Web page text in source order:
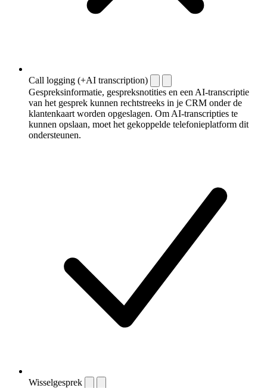
Call logging (+AI transcription)
Gespreksinformatie, gespreksnotities en een AI-transcriptie
van het gesprek kunnen rechtstreeks in je CRM onder de
klantenkaart worden opgeslagen. Om AI-transcripties te
kunnen opslaan, moet het gekoppelde telefonieplatform dit
ondersteunen.
Wisselgesprek